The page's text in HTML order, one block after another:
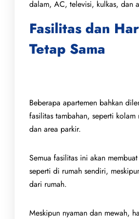
dalam, AC, televisi, kulkas, dan
Fasilitas dan
Tetap Sama
Beberapa apartemen bahkan
fasilitas tambahan, seperti kolam
dan area parkir.
Semua fasilitas ini akan
seperti di rumah sendiri,
dari rumah.
Meskipun nyaman dan mewah,